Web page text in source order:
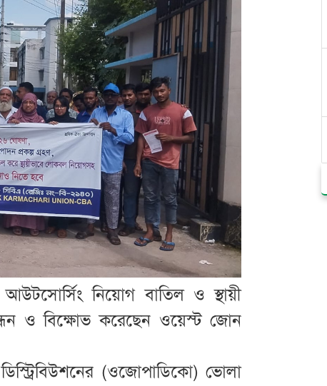
নিয়োগ বাতিল ও স্থায়ী
ও বিক্ষোভ করেছেন ওয়েস্ট জোন
(ওজোপাডিকো) ভোলা